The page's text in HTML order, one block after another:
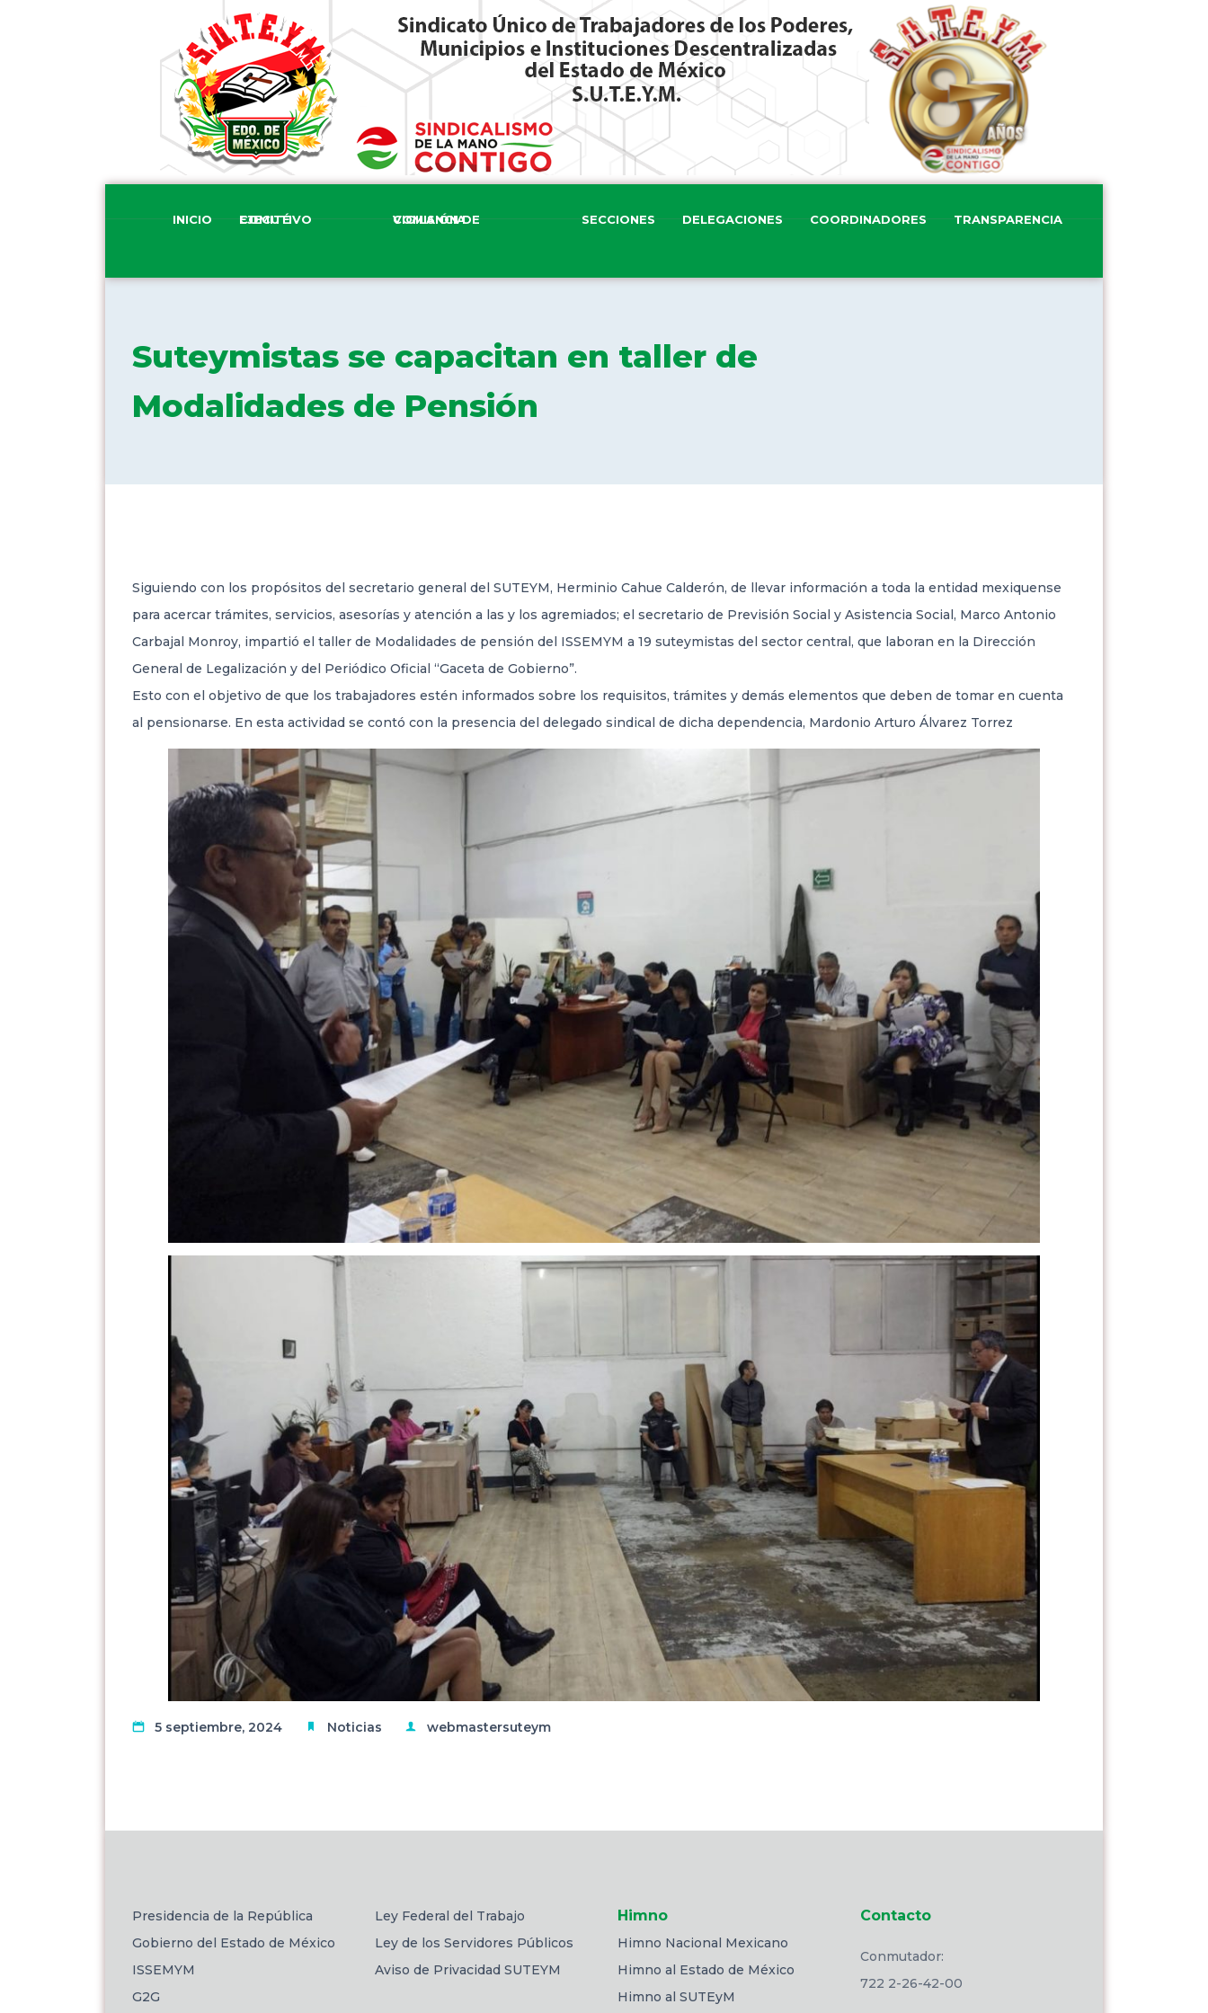
INICIO COMITÉ EJECUTIVO COMISIÓN DE VIGILANCIA SECCIONES DELEGACIONES COORDINADORES TRANSPARENCIA
Suteymistas se capacitan en taller de
Modalidades de Pensión
Siguiendo con los propósitos del secretario general del SUTEYM, Herminio Cahue Calderón, de llevar información a toda la entidad mexiquense
para acercar trámites, servicios, asesorías y atención a las y los agremiados; el secretario de Previsión Social y Asistencia Social, Marco Antonio
Carbajal Monroy, impartió el taller de Modalidades de pensión del ISSEMYM a 19 suteymistas del sector central, que laboran en la Dirección
General de Legalización y del Periódico Oficial “Gaceta de Gobierno”.
Esto con el objetivo de que los trabajadores estén informados sobre los requisitos, trámites y demás elementos que deben de tomar en cuenta
al pensionarse. En esta actividad se contó con la presencia del delegado sindical de dicha dependencia, Mardonio Arturo Álvarez Torrez
5 septiembre, 2024 Noticias webmastersuteym
Presidencia de la República
Gobierno del Estado de México
ISSEMYM
G2G
Ley Federal del Trabajo
Ley de los Servidores Públicos
Aviso de Privacidad SUTEYM
Himno
Himno Nacional Mexicano
Himno al Estado de México
Himno al SUTEyM
Contacto
Conmutador:
722 2-26-42-00